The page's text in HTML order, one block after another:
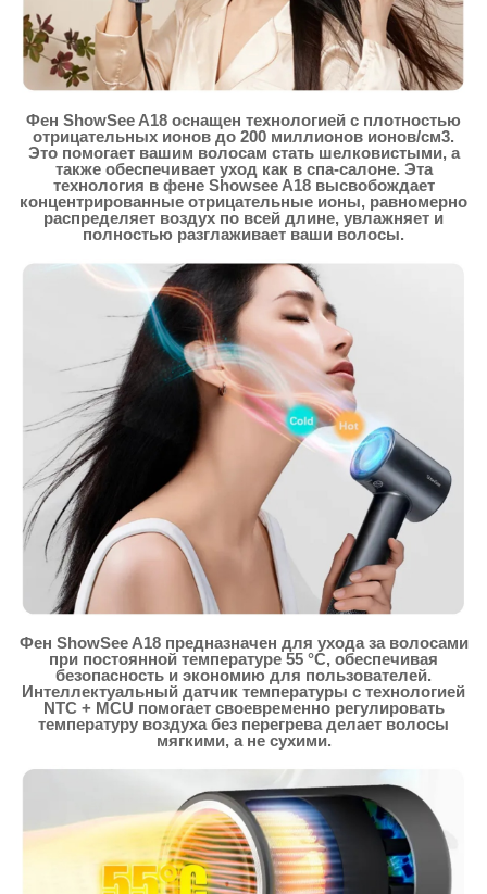
Фен ShowSee A18 оснащен технологией с плотностью
отрицательных ионов до 200 миллионов ионов/см3.
Это помогает вашим волосам стать шелковистыми, а
также обеспечивает уход как в спа-салоне. Эта
технология в фене Showsee A18 высвобождает
концентрированные отрицательные ионы, равномерно
распределяет воздух по всей длине, увлажняет и
полностью разглаживает ваши волосы.
Фен ShowSee A18 предназначен для ухода за волосами
при постоянной температуре 55 °C, обеспечивая
безопасность и экономию для пользователей.
Интеллектуальный датчик температуры с технологией
NTC + MCU помогает своевременно регулировать
температуру воздуха без перегрева делает волосы
мягкими, а не сухими.